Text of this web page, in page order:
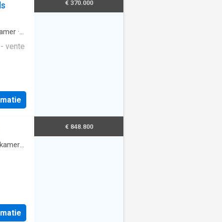
·
vente
€ 370.000
€ 848.800